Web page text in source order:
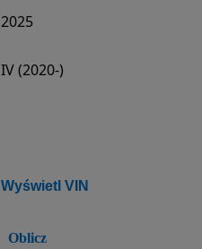
2025
IV (2020-)
Wyświetl VIN
Oblicz